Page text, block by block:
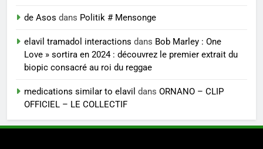
de Asos dans Politik # Mensonge
elavil tramadol interactions dans Bob Marley : One
Love » sortira en 2024 : découvrez le premier extrait du
biopic consacré au roi du reggae
medications similar to elavil dans ORNANO – CLIP
OFFICIEL – LE COLLECTIF